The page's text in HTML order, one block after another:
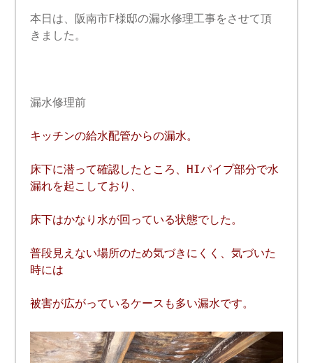
本日は、阪南市F様邸の漏水修理工事をさせて頂
きました。
漏水修理前
キッチンの給水配管からの漏水。
床下に潜って確認したところ、HIパイプ部分で水
漏れを起こしており、
床下はかなり水が回っている状態でした。
普段見えない場所のため気づきにくく、気づいた
時には
被害が広がっているケースも多い漏水です。